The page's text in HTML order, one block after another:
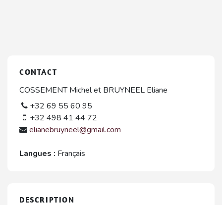
CONTACT
COSSEMENT Michel et BRUYNEEL Eliane
+32 69 55 60 95
+32 498 41 44 72
elianebruyneel@gmail.com
Langues : Français
DESCRIPTION